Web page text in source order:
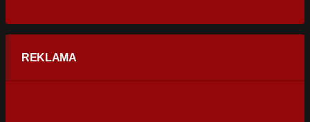
REKLAMA